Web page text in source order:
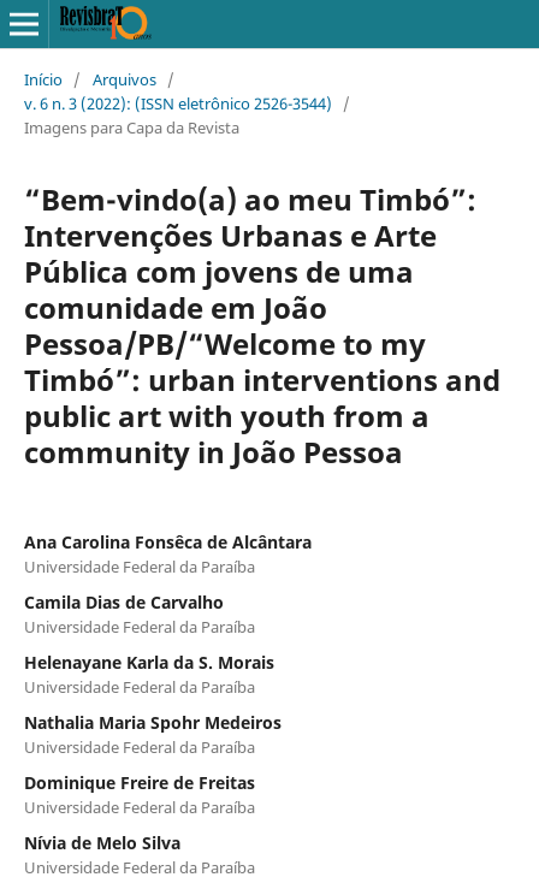
Início / Arquivos /
v. 6 n. 3 (2022): (ISSN eletrônico 2526-3544)
/
Imagens para Capa da Revista
“Bem-vindo(a) ao meu Timbó”:
Intervenções Urbanas e Arte
Pública com jovens de uma
comunidade em João
Pessoa/PB/“Welcome to my
Timbó”: urban interventions and
public art with youth from a
community in João Pessoa
Ana Carolina Fonsêca de Alcântara
Universidade Federal da Paraíba
Camila Dias de Carvalho
Universidade Federal da Paraíba
Helenayane Karla da S. Morais
Universidade Federal da Paraíba
Nathalia Maria Spohr Medeiros
Universidade Federal da Paraíba
Dominique Freire de Freitas
Universidade Federal da Paraíba
Nívia de Melo Silva
Universidade Federal da Paraíba